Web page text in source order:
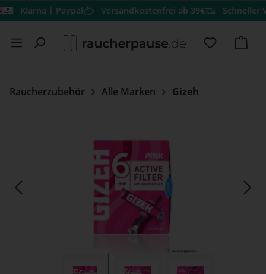
Zum Hauptinhalt springen
| Paypal Versandkostenfrei ab 39€ Schneller
Du hast
Raucherzubehör Alle Marken Gizeh